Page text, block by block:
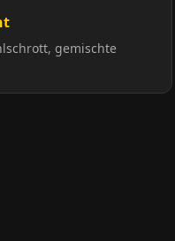
gemischte